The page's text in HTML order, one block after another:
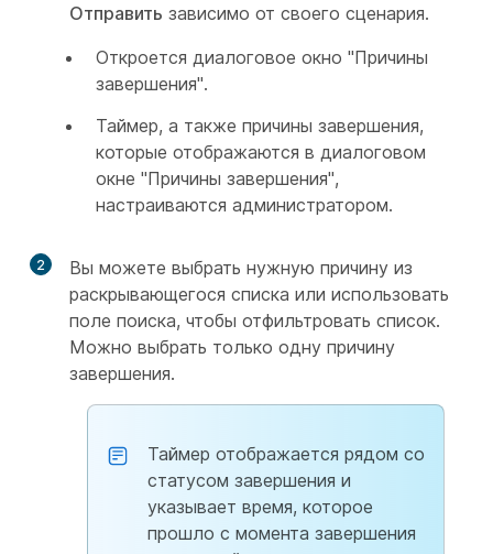
Отправить зависимо от своего сценария.
Откроется диалоговое окно "Причины
завершения".
Таймер, а также причины завершения,
которые отображаются в диалоговом
окне "Причины завершения",
настраиваются администратором.
2
Вы можете выбрать нужную причину из
раскрывающегося списка или использовать
поле поиска, чтобы отфильтровать список.
Можно выбрать только одну причину
завершения.
Таймер отображается рядом со
статусом завершения и
указывает время, которое
прошло с момента завершения